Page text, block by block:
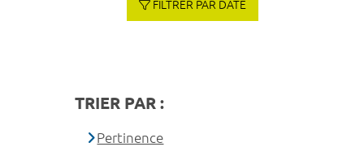
FILTRER PAR DATE
TRIER PAR :
Pertinence